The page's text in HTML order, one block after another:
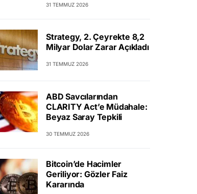
31 TEMMUZ 2026
Strategy, 2. Çeyrekte 8,2
Milyar Dolar Zarar Açıkladı
31 TEMMUZ 2026
ABD Savcılarından
CLARITY Act’e Müdahale:
Beyaz Saray Tepkili
30 TEMMUZ 2026
Bitcoin’de Hacimler
Geriliyor: Gözler Faiz
Kararında